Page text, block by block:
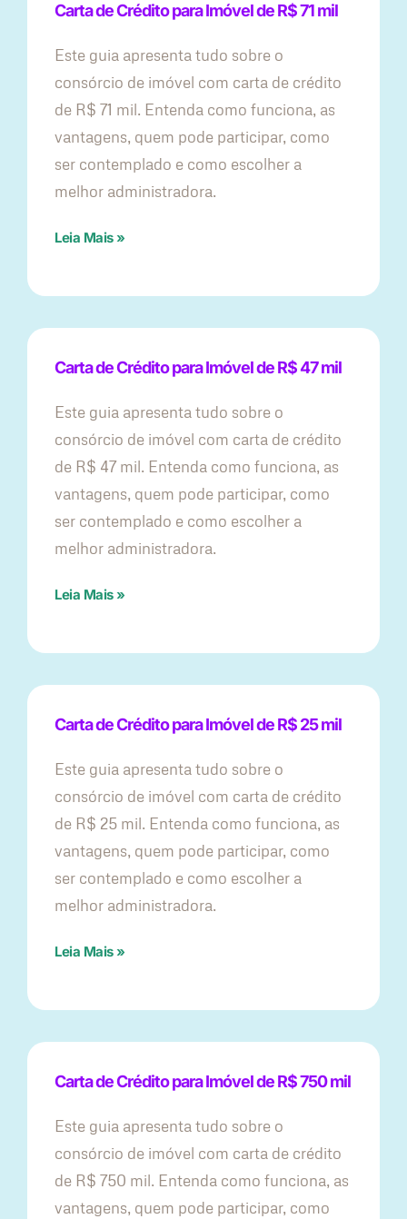
Carta de Crédito para Imóvel de R$ 71 mil
Este guia apresenta tudo sobre o
consórcio de imóvel com carta de crédito
de R$ 71 mil. Entenda como funciona, as
vantagens, quem pode participar, como
ser contemplado e como escolher a
melhor administradora.
Leia Mais »
Carta de Crédito para Imóvel de R$ 47 mil
Este guia apresenta tudo sobre o
consórcio de imóvel com carta de crédito
de R$ 47 mil. Entenda como funciona, as
vantagens, quem pode participar, como
ser contemplado e como escolher a
melhor administradora.
Leia Mais »
Carta de Crédito para Imóvel de R$ 25 mil
Este guia apresenta tudo sobre o
consórcio de imóvel com carta de crédito
de R$ 25 mil. Entenda como funciona, as
vantagens, quem pode participar, como
ser contemplado e como escolher a
melhor administradora.
Leia Mais »
Carta de Crédito para Imóvel de R$ 750 mil
Este guia apresenta tudo sobre o
consórcio de imóvel com carta de crédito
de R$ 750 mil. Entenda como funciona, as
vantagens, quem pode participar, como